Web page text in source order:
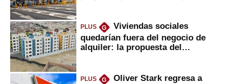
PLUS G
Viviendas sociales
quedarían fuera del negocio de
alquiler: la propuesta del
PLUS G
Oliver Stark regresa a